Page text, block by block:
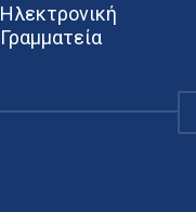
Ηλεκτρονική
Γραμματεία